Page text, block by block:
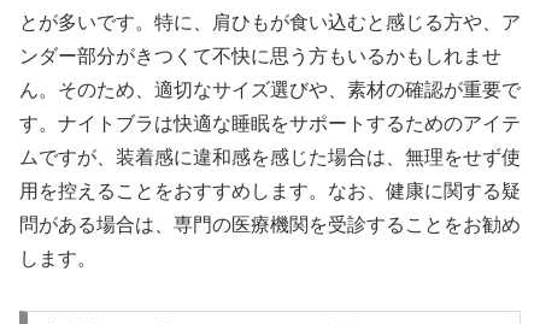
とが多いです。特に、肩ひもが食い込むと感じる方や、ア
ンダー部分がきつくて不快に思う方もいるかもしれませ
ん。そのため、適切なサイズ選びや、素材の確認が重要で
す。ナイトブラは快適な睡眠をサポートするためのアイテ
ムですが、装着感に違和感を感じた場合は、無理をせず使
用を控えることをおすすめします。なお、健康に関する疑
問がある場合は、専門の医療機関を受診することをお勧め
します。